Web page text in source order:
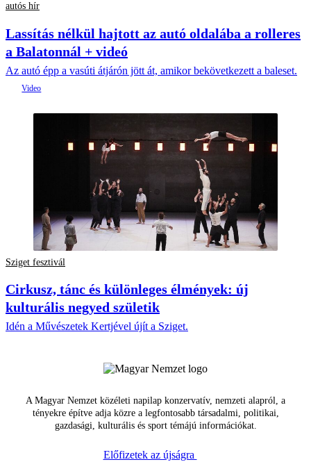
autós hír
Lassítás nélkül hajtott az autó oldalába a rolleres
a Balatonnál + videó
Az autó épp a vasúti átjárón jött át, amikor bekövetkezett a baleset.
Sziget fesztivál
Cirkusz, tánc és különleges élmények: új
kulturális negyed születik
Idén a Művészetek Kertjével újít a Sziget.
A Magyar Nemzet közéleti napilap konzervatív, nemzeti alapról, a
tényekre építve adja közre a legfontosabb társadalmi, politikai,
gazdasági, kulturális és sport témájú információkat.
Előfizetek az újságra